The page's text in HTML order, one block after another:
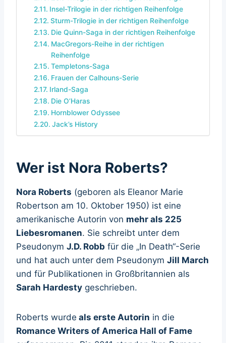
Insel-Trilogie in der richtigen Reihenfolge
Sturm-Trilogie in der richtigen Reihenfolge
Die Quinn-Saga in der richtigen Reihenfolge
MacGregors-Reihe in der richtigen
Reihenfolge
Templetons-Saga
Frauen der Calhouns-Serie
Irland-Saga
Die O’Haras
Hornblower Odyssee
Jack’s History
Wer ist Nora Roberts?
Nora Roberts (geboren als Eleanor Marie
Robertson am 10. Oktober 1950) ist eine
amerikanische Autorin von mehr als 225
Liebesromanen. Sie schreibt unter dem
Pseudonym J.D. Robb für die „In Death“-Serie
und hat auch unter dem Pseudonym Jill March
und für Publikationen in Großbritannien als
Sarah Hardesty geschrieben.
Roberts wurde als erste Autorin in die
Romance Writers of America Hall of Fame